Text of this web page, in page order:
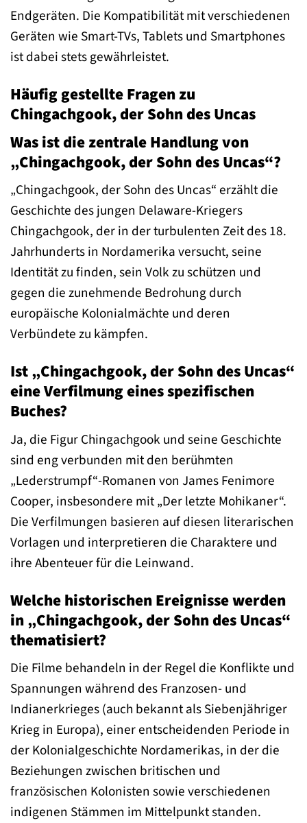
Endgeräten. Die Kompatibilität mit verschiedenen
Geräten wie Smart-TVs, Tablets und Smartphones
ist dabei stets gewährleistet.
Häufig gestellte Fragen zu
Chingachgook, der Sohn des Uncas
Was ist die zentrale Handlung von
„Chingachgook, der Sohn des Uncas“?
„Chingachgook, der Sohn des Uncas“ erzählt die
Geschichte des jungen Delaware-Kriegers
Chingachgook, der in der turbulenten Zeit des 18.
Jahrhunderts in Nordamerika versucht, seine
Identität zu finden, sein Volk zu schützen und
gegen die zunehmende Bedrohung durch
europäische Kolonialmächte und deren
Verbündete zu kämpfen.
Ist „Chingachgook, der Sohn des Uncas“
eine Verfilmung eines spezifischen
Buches?
Ja, die Figur Chingachgook und seine Geschichte
sind eng verbunden mit den berühmten
„Lederstrumpf“-Romanen von James Fenimore
Cooper, insbesondere mit „Der letzte Mohikaner“.
Die Verfilmungen basieren auf diesen literarischen
Vorlagen und interpretieren die Charaktere und
ihre Abenteuer für die Leinwand.
Welche historischen Ereignisse werden
in „Chingachgook, der Sohn des Uncas“
thematisiert?
Die Filme behandeln in der Regel die Konflikte und
Spannungen während des Franzosen- und
Indianerkrieges (auch bekannt als Siebenjähriger
Krieg in Europa), einer entscheidenden Periode in
der Kolonialgeschichte Nordamerikas, in der die
Beziehungen zwischen britischen und
französischen Kolonisten sowie verschiedenen
indigenen Stämmen im Mittelpunkt standen.